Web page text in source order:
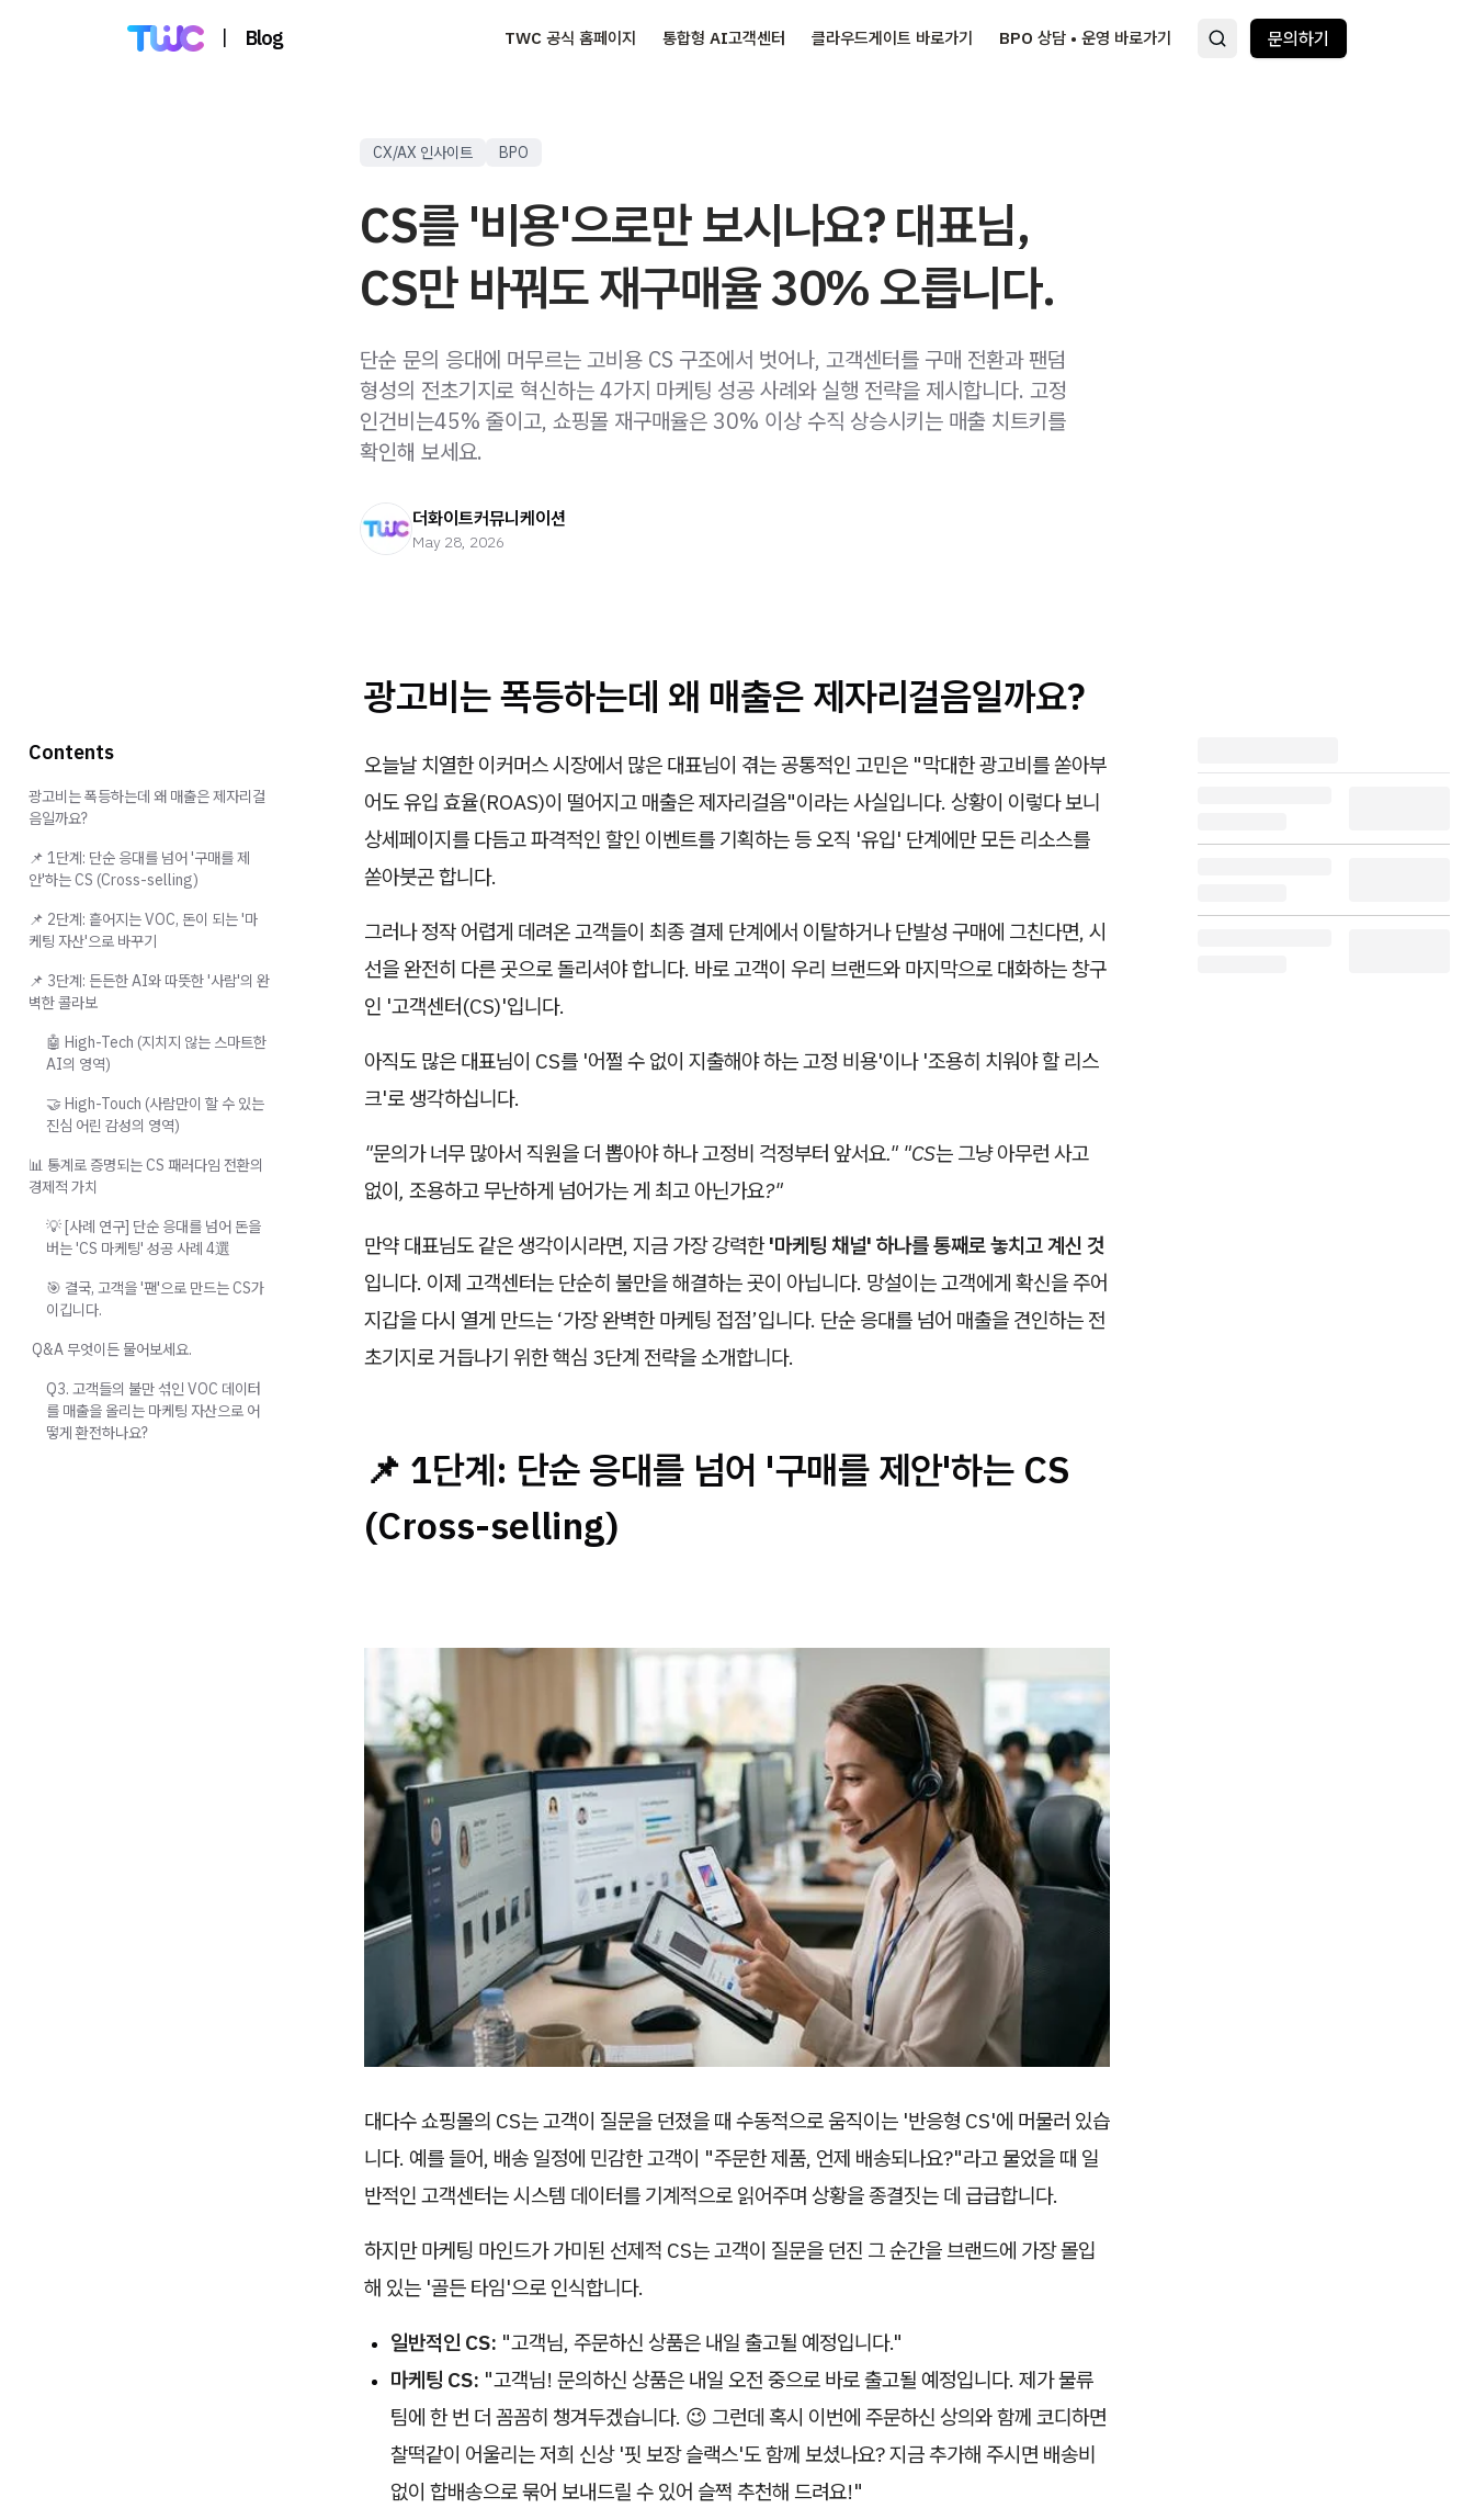
| Blog TWC 공식 홈페이지 통합형 AI고객센터 클라우드게이트 바로가기 BPO 상담 • 운영 바로가기 문의하기
CX/AX 인사이트 BPO
CS를 '비용'으로만 보시나요? 대표님,
CS만 바꿔도 재구매율 30% 오릅니다.
단순 문의 응대에 머무르는 고비용 CS 구조에서 벗어나, 고객센터를 구매 전환과 팬덤
형성의 전초기지로 혁신하는 4가지 마케팅 성공 사례와 실행 전략을 제시합니다. 고정
인건비는45% 줄이고, 쇼핑몰 재구매율은 30% 이상 수직 상승시키는 매출 치트키를
확인해 보세요.
더화이트커뮤니케이션
May 28, 2026
광고비는 폭등하는데 왜 매출은 제자리걸음일까요?
오늘날 치열한 이커머스 시장에서 많은 대표님이 겪는 공통적인 고민은 "막대한 광고비를 쏟아부
어도 유입 효율(ROAS)이 떨어지고 매출은 제자리걸음"이라는 사실입니다. 상황이 이렇다 보니
상세페이지를 다듬고 파격적인 할인 이벤트를 기획하는 등 오직 '유입' 단계에만 모든 리소스를
쏟아붓곤 합니다.
그러나 정작 어렵게 데려온 고객들이 최종 결제 단계에서 이탈하거나 단발성 구매에 그친다면, 시
선을 완전히 다른 곳으로 돌리셔야 합니다. 바로 고객이 우리 브랜드와 마지막으로 대화하는 창구
인 '고객센터(CS)'입니다.
아직도 많은 대표님이 CS를 '어쩔 수 없이 지출해야 하는 고정 비용'이나 '조용히 치워야 할 리스
크'로 생각하십니다.
"문의가 너무 많아서 직원을 더 뽑아야 하나 고정비 걱정부터 앞서요." "CS는 그냥 아무런 사고
없이, 조용하고 무난하게 넘어가는 게 최고 아닌가요?"
만약 대표님도 같은 생각이시라면, 지금 가장 강력한'마케팅 채널' 하나를 통째로 놓치고 계신 것
입니다. 이제 고객센터는 단순히 불만을 해결하는 곳이 아닙니다. 망설이는 고객에게 확신을 주어
지갑을 다시 열게 만드는 ‘가장 완벽한 마케팅 접점’입니다. 단순 응대를 넘어 매출을 견인하는 전
초기지로 거듭나기 위한 핵심 3단계 전략을 소개합니다.
📌 1단계: 단순 응대를 넘어 '구매를 제안'하는 CS
(Cross-selling)
대다수 쇼핑몰의 CS는 고객이 질문을 던졌을 때 수동적으로 움직이는 '반응형 CS'에 머물러 있습
니다. 예를 들어, 배송 일정에 민감한 고객이 "주문한 제품, 언제 배송되나요?"라고 물었을 때 일
반적인 고객센터는 시스템 데이터를 기계적으로 읽어주며 상황을 종결짓는 데 급급합니다.
하지만 마케팅 마인드가 가미된 선제적 CS는 고객이 질문을 던진 그 순간을 브랜드에 가장 몰입
해 있는 '골든 타임'으로 인식합니다.
일반적인 CS: "고객님, 주문하신 상품은 내일 출고될 예정입니다."
마케팅 CS: "고객님! 문의하신 상품은 내일 오전 중으로 바로 출고될 예정입니다. 제가 물류
팀에 한 번 더 꼼꼼히 챙겨두겠습니다. 😉 그런데 혹시 이번에 주문하신 상의와 함께 코디하면
찰떡같이 어울리는 저희 신상 '핏 보장 슬랙스'도 함께 보셨나요? 지금 추가해 주시면 배송비
없이 합배송으로 묶어 보내드릴 수 있어 슬쩍 추천해 드려요!"
Contents
광고비는 폭등하는데 왜 매출은 제자리걸
음일까요?
📌 1단계: 단순 응대를 넘어 '구매를 제
안'하는 CS (Cross-selling)
📌 2단계: 흩어지는 VOC, 돈이 되는 '마
케팅 자산'으로 바꾸기
📌 3단계: 든든한 AI와 따뜻한 '사람'의 완
벽한 콜라보
🤖 High-Tech (지치지 않는 스마트한
AI의 영역)
🤝 High-Touch (사람만이 할 수 있는
진심 어린 감성의 영역)
📊 통계로 증명되는 CS 패러다임 전환의
경제적 가치
💡 [사례 연구] 단순 응대를 넘어 돈을
버는 'CS 마케팅' 성공 사례 4選
🎯 결국, 고객을 '팬'으로 만드는 CS가
이깁니다.
Q&A 무엇이든 물어보세요.
Q3. 고객들의 불만 섞인 VOC 데이터
를 매출을 올리는 마케팅 자산으로 어
떻게 환전하나요?